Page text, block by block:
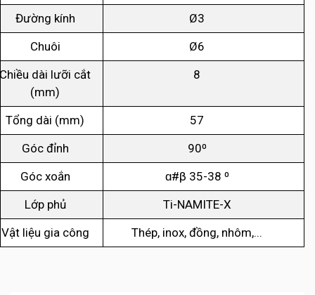
Đường kính
Ø3
Chuôi
Ø6
Chiều dài lưỡi cắt
(mm)
8
Tổng dài (mm)
57
Góc đỉnh
90⁰
Góc xoắn
ɑ#β 35-38 ⁰
Lớp phủ
Ti-NAMITE-X
Vật liệu gia công
Thép, inox, đồng, nhôm,...